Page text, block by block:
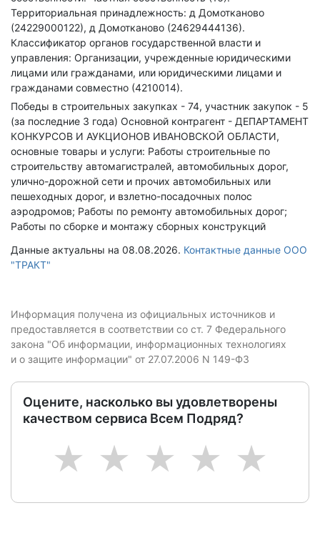
Территориальная принадлежность: д Домотканово
(24229000122), д Домотканово (24629444136).
Классификатор органов государственной власти и
управления: Организации, учрежденные юридическими
лицами или гражданами, или юридическими лицами и
гражданами совместно (4210014).
Победы в строительных закупках - 74, участник закупок - 5
(за последние 3 года) Основной контрагент - ДЕПАРТАМЕНТ
КОНКУРСОВ И АУКЦИОНОВ ИВАНОВСКОЙ ОБЛАСТИ,
основные товары и услуги: Работы строительные по
строительству автомагистралей, автомобильных дорог,
улично-дорожной сети и прочих автомобильных или
пешеходных дорог, и взлетно-посадочных полос
аэродромов; Работы по ремонту автомобильных дорог;
Работы по сборке и монтажу сборных конструкций
Данные актуальны на 08.08.2026. Контактные данные ООО
"ТРАКТ"
Информация получена из официальных источников и
предоставляется в соответствии со ст. 7 Федерального
закона "Об информации, информационных технологиях
и о защите информации" от 27.07.2006 N 149-ФЗ
Оцените, насколько вы удовлетворены
качеством сервиса Всем Подряд?
5
4
3
2
1